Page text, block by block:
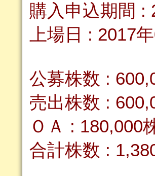
購入申込期間 :
上場日 : 2017
公募株数 :
売出株数 :
ＯＡ : 180,000
合計株数 :